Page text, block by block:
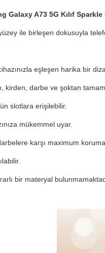
Galaxy A73 5G Kılıf
ile birleşen dokusuyla
eşleşen harika bir
kirden, darbe ve şoktan
slotlara erişilebilir.
mükemmel uyar.
karşı maximum
bir materyal